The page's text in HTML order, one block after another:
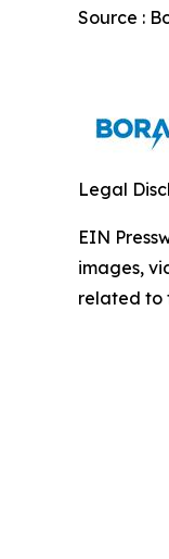
Source :
Legal
EIN
images,
related to